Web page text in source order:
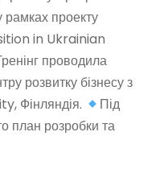
рамках проекту
in Ukrainian
проводила
розвитку бізнесу з
Фінляндія.
Під
план розробки та